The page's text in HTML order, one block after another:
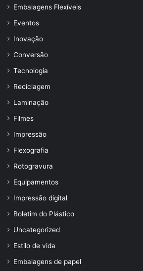
Embalagens Flexíveis
Eventos
Inovação
Conversão
Tecnologia
Reciclagem
Laminação
Filmes
Impressão
Flexografia
Rotogravura
Equipamentos
Impressão digital
Boletim do Plástico
Uncategorized
Estilo de vida
Embalagens de papel